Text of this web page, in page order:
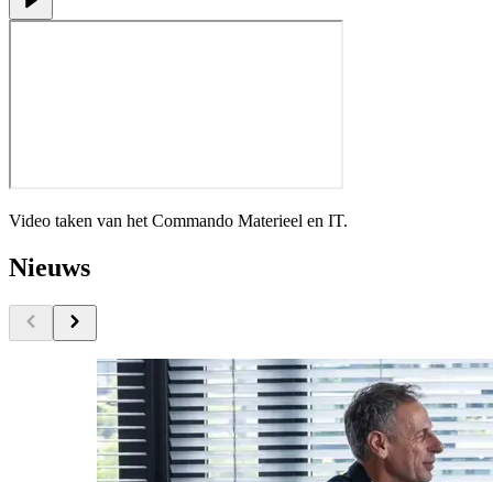
Video taken van het Commando Materieel en IT.
Nieuws